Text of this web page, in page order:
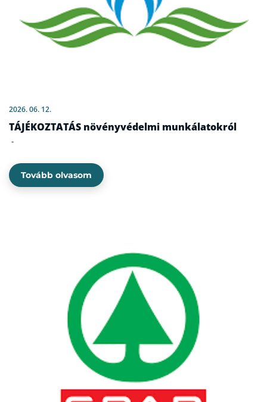
2026. 06. 12.
TÁJÉKOZTATÁS növényvédelmi munkálatokról
-
Tovább olvasom